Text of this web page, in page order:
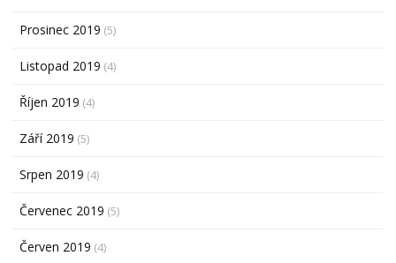
Prosinec 2019 (5)
Listopad 2019 (4)
Říjen 2019 (4)
Září 2019 (5)
Srpen 2019 (4)
Červenec 2019 (5)
Červen 2019 (4)